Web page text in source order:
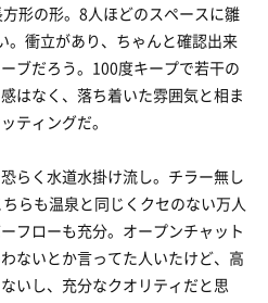
形の形。8人ほどのスペースに雛
。衝立があり、ちゃんと確認出来
ブだろう。100度キープで若干の
はなく、落ち着いた雰囲気と相ま
ティングだ。
らく水道水掛け流し。チラー無し
らも温泉と同じくクセのない万人
フローも充分。オープンチャット
ないとか言ってた人いたけど、高
いし、充分なクオリティだと思